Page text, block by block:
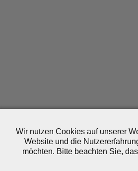
Wir nutzen Cookies auf unserer
Website und die
möchten. Bitte beachten Sie,